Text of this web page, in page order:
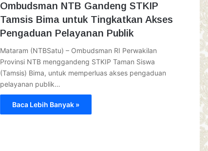
Ombudsman NTB Gandeng STKIP
Tamsis Bima untuk Tingkatkan Akses
Pengaduan Pelayanan Publik
Mataram (NTBSatu) – Ombudsman RI Perwakilan
Provinsi NTB menggandeng STKIP Taman Siswa
(Tamsis) Bima, untuk memperluas akses pengaduan
pelayanan publik…
Baca Lebih Banyak »